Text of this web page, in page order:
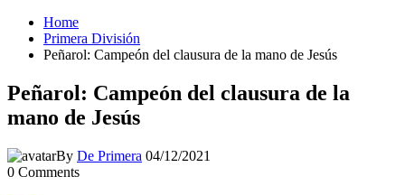
Home
Primera División
Peñarol: Campeón del clausura de la mano de Jesús
Peñarol: Campeón del clausura de la
mano de Jesús
By De Primera 04/12/2021
0 Comments